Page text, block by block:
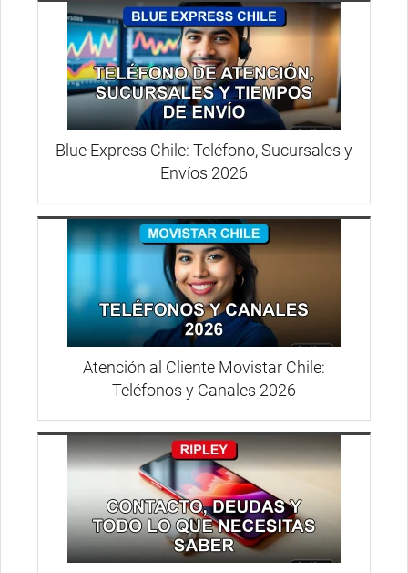
Blue Express Chile: Teléfono, Sucursales y
Envíos 2026
Atención al Cliente Movistar Chile:
Teléfonos y Canales 2026